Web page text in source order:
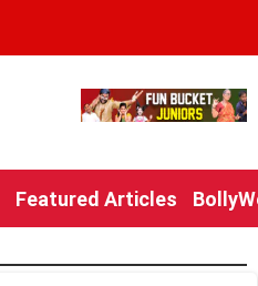
Featured Articles